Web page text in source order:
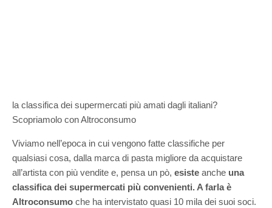
la classifica dei supermercati più amati dagli italiani?
Scopriamolo con Altroconsumo
Viviamo nell’epoca in cui vengono fatte classifiche per
qualsiasi cosa, dalla marca di pasta migliore da acquistare
all’artista con più vendite e, pensa un pò, esiste anche una
classifica dei supermercati più convenienti. A farla è
Altroconsumo che ha intervistato quasi 10 mila dei suoi soci.